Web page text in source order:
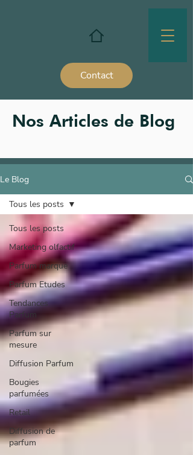
Contact
Nos Articles de Blog
Le Blog
Tous les posts
Marketing olfactif
Parfum marque
Parfum Etudes
Tendances
Parfum
Parfum sur
mesure
Diffusion Parfum
Bougies
parfumées
Retail
Diffusion de
parfum
Tous les posts